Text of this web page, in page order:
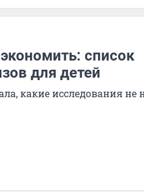
список
для детей
какие исследования